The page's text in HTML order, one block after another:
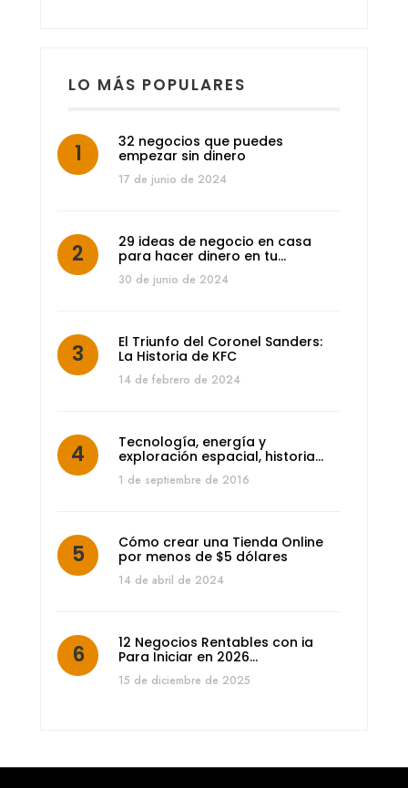
LO MÁS POPULARES
32 negocios que puedes
empezar sin dinero
17 de junio de 2024
29 ideas de negocio en casa
para hacer dinero en tu…
30 de junio de 2024
El Triunfo del Coronel Sanders:
La Historia de KFC
14 de febrero de 2024
Tecnología, energía y
exploración espacial, historia…
1 de septiembre de 2016
Cómo crear una Tienda Online
por menos de $5 dólares
14 de abril de 2024
12 Negocios Rentables con ia
Para Iniciar en 2026…
15 de diciembre de 2025